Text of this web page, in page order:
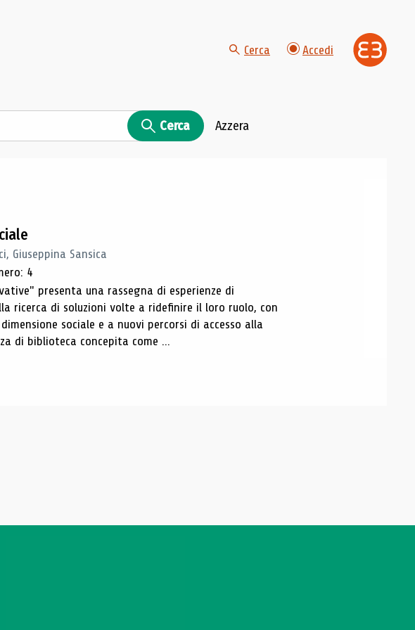
Cerca Accedi
Cerca Azzera
Giuseppina Sansica
4
presenta una rassegna di esperienze di
ricerca di soluzioni volte a ridefinire il loro ruolo, con
sociale e a nuovi percorsi di accesso alla
di biblioteca concepita come ...